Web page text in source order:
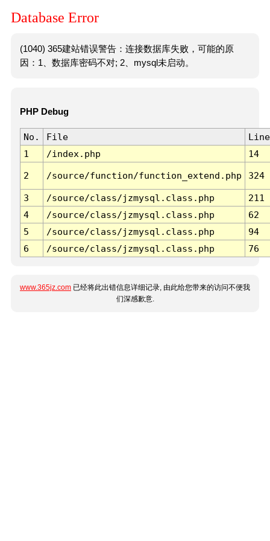
Database Error
(1040) 365建站错误警告：连接数据库失败，可能的原
因：1、数据库密码不对; 2、mysql未启动。
PHP Debug
No. File
Line
1
/index.php 14
2 /source/function/function_extend.php 324
3 /source/class/jzmysql.class.php
211
4
/source/class/jzmysql.class.php
62
5
/source/class/jzmysql.class.php
94
6
/source/class/jzmysql.class.php 76
www.365jz.com 已经将此出错信息详细记录, 由此给您带来的访问不便我
们深感歉意.